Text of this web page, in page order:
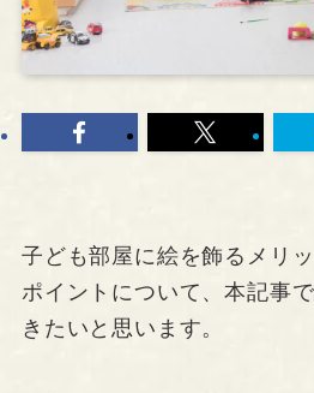
子ども部屋に絵を飾るメリ
ポイントについて、本記事
きたいと思います。